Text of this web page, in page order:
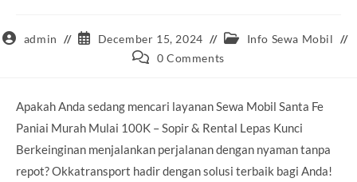
Postadmin
Post
published:
December 15, 2024
Post Info Sewa Mobil
Post 0 Comments
Apakah Anda sedang mencari layanan Sewa Mobil Santa Fe
Paniai Murah Mulai 100K – Sopir & Rental Lepas Kunci
Berkeinginan menjalankan perjalanan dengan nyaman tanpa
repot? Okkatransport hadir dengan solusi terbaik bagi Anda!